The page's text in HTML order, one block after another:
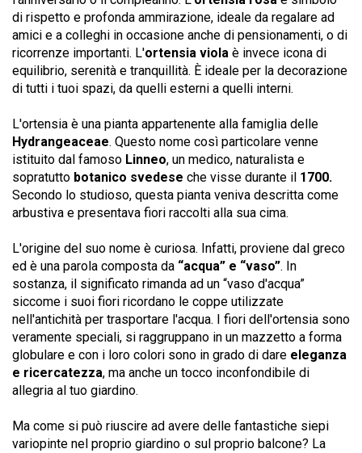
di rispetto e profonda ammirazione, ideale da regalare ad
amici e a colleghi in occasione anche di pensionamenti, o di
ricorrenze importanti. L'ortensia viola è invece icona di
equilibrio, serenità e tranquillità. È ideale per la decorazione
di tutti i tuoi spazi, da quelli esterni a quelli interni.
L'ortensia è una pianta appartenente alla famiglia delle
Hydrangeaceae. Questo nome così particolare venne
istituito dal famoso Linneo, un medico, naturalista e
sopratutto botanico svedese che visse durante il 1700.
Secondo lo studioso, questa pianta veniva descritta come
arbustiva e presentava fiori raccolti alla sua cima.
L'origine del suo nome è curiosa. Infatti, proviene dal greco
ed è una parola composta da “acqua” e “vaso”. In
sostanza, il significato rimanda ad un “vaso d'acqua”
siccome i suoi fiori ricordano le coppe utilizzate
nell'antichità per trasportare l'acqua. I fiori dell'ortensia sono
veramente speciali, si raggruppano in un mazzetto a forma
globulare e con i loro colori sono in grado di dare eleganza
e ricercatezza, ma anche un tocco inconfondibile di
allegria al tuo giardino.
Ma come si può riuscire ad avere delle fantastiche siepi
variopinte nel proprio giardino o sul proprio balcone? La